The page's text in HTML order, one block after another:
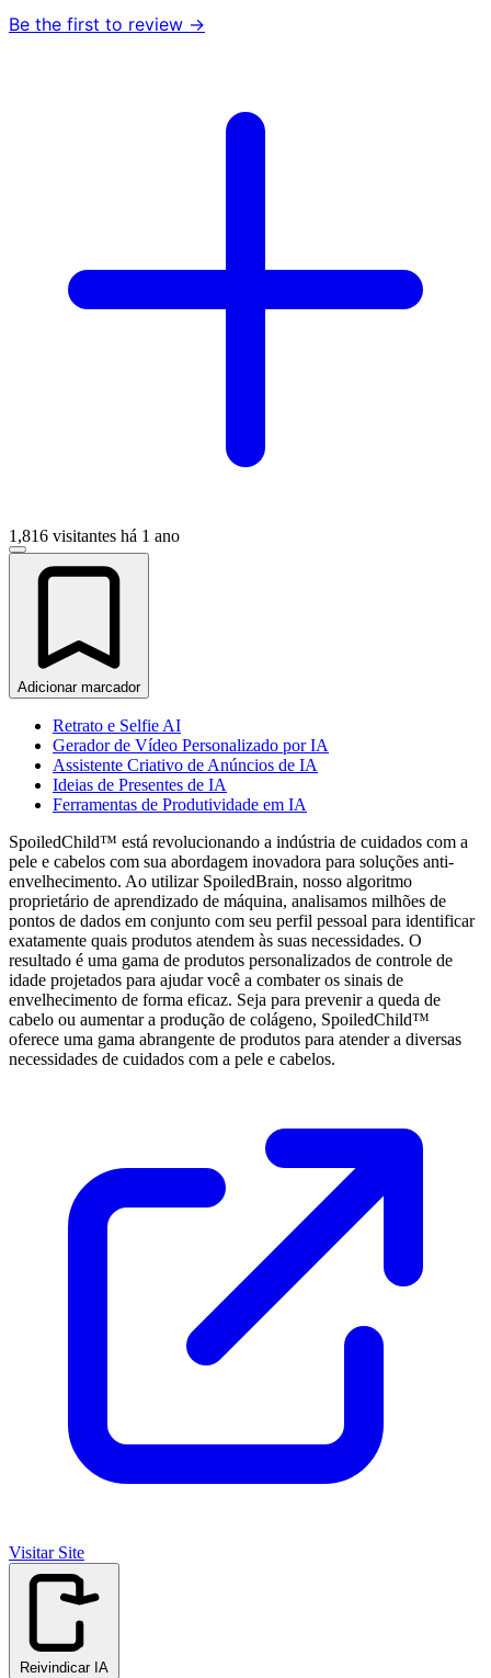
Be the first to review →
1,816 visitantes há 1 ano
Adicionar marcador
Retrato e Selfie AI
Gerador de Vídeo Personalizado por IA
Assistente Criativo de Anúncios de IA
Ideias de Presentes de IA
Ferramentas de Produtividade em IA
SpoiledChild™ está revolucionando a indústria de cuidados com a
pele e cabelos com sua abordagem inovadora para soluções anti-
envelhecimento. Ao utilizar SpoiledBrain, nosso algoritmo
proprietário de aprendizado de máquina, analisamos milhões de
pontos de dados em conjunto com seu perfil pessoal para identificar
exatamente quais produtos atendem às suas necessidades. O
resultado é uma gama de produtos personalizados de controle de
idade projetados para ajudar você a combater os sinais de
envelhecimento de forma eficaz. Seja para prevenir a queda de
cabelo ou aumentar a produção de colágeno, SpoiledChild™
oferece uma gama abrangente de produtos para atender a diversas
necessidades de cuidados com a pele e cabelos.
Visitar Site
Reivindicar IA